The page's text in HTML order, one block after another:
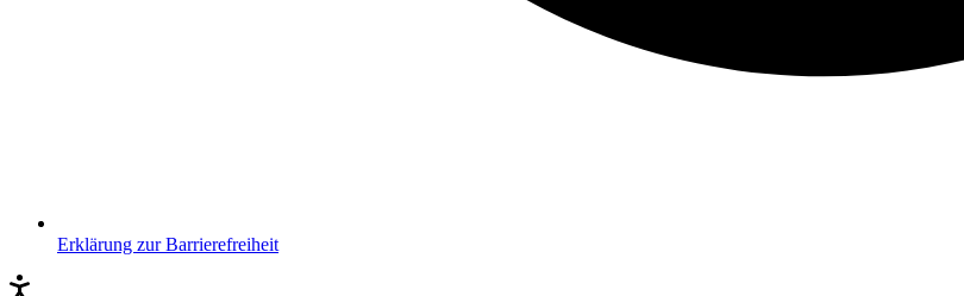
Erklärung zur Barrierefreiheit